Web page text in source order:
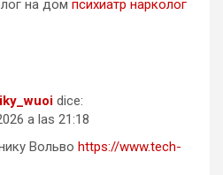
на дом психиатр нарколог
dice:
a las 21:18
Вольво https://www.tech-